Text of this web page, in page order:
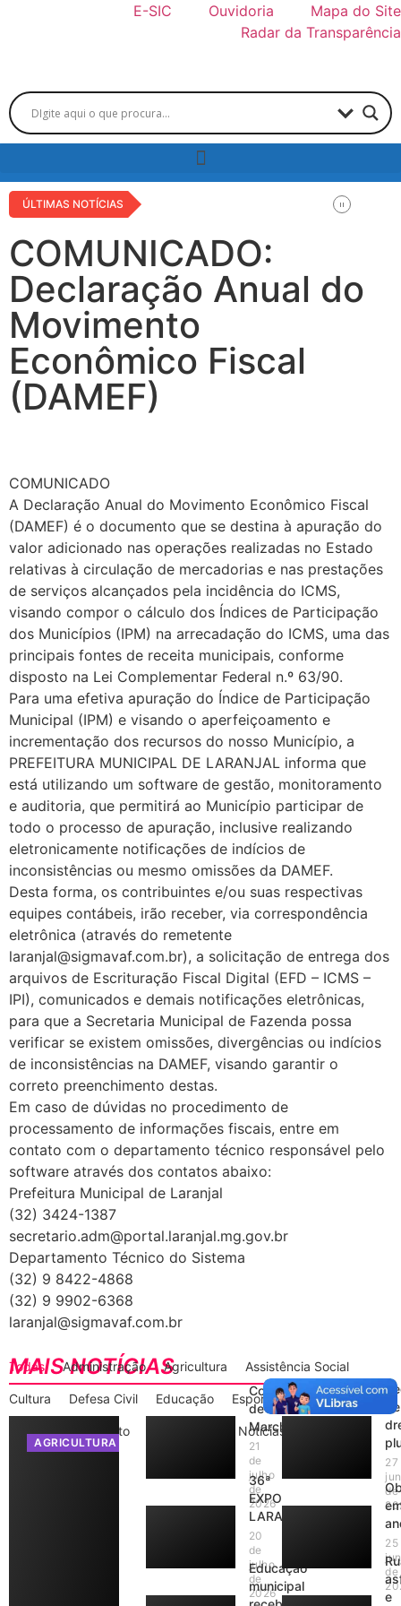
E-SIC Ouvidoria
Mapa do Site
Radar da Transparência
ÚLTIMAS NOTÍCIAS
COMUNICADO:
Declaração Anual do
Movimento
Econômico Fiscal
(DAMEF)
COMUNICADO
A Declaração Anual do Movimento Econômico Fiscal
(DAMEF) é o documento que se destina à apuração do
valor adicionado nas operações realizadas no Estado
relativas à circulação de mercadorias e nas prestações
de serviços alcançados pela incidência do ICMS,
visando compor o cálculo dos Índices de Participação
dos Municípios (IPM) na arrecadação do ICMS, uma das
principais fontes de receita municipais, conforme
disposto na Lei Complementar Federal n.º 63/90.
Para uma efetiva apuração do Índice de Participação
Municipal (IPM) e visando o aperfeiçoamento e
incrementação dos recursos do nosso Município, a
PREFEITURA MUNICIPAL DE LARANJAL informa que
está utilizando um software de gestão, monitoramento
e auditoria, que permitirá ao Município participar de
todo o processo de apuração, inclusive realizando
eletronicamente notificações de indícios de
inconsistências ou mesmo omissões da DAMEF.
Desta forma, os contribuintes e/ou suas respectivas
equipes contábeis, irão receber, via correspondência
eletrônica (através do remetente
laranjal@sigmavaf.com.br), a solicitação de entrega dos
arquivos de Escrituração Fiscal Digital (EFD – ICMS –
IPI), comunicados e demais notificações eletrônicas,
para que a Secretaria Municipal de Fazenda possa
verificar se existem omissões, divergências ou indícios
de inconsistências na DAMEF, visando garantir o
correto preenchimento destas.
Em caso de dúvidas no procedimento de
processamento de informações fiscais, entre em
contato com o departamento técnico responsável pelo
software através dos contatos abaixo:
Prefeitura Municipal de Laranjal
(32) 3424-1387
secretario.adm@portal.laranjal.mg.gov.br
Departamento Técnico do Sistema
(32) 9 8422-4868
(32) 9 9902-6368
laranjal@sigmavaf.com.br
MAIS NOTÍCIAS
Todas Administração Agricultura Assistência Social
Cultura Defesa Civil Educação Esportes
Gabinete do Prefeito Notícias
AGRICULTURA
Copa
de
Marcha
21
de
julho
de
2026
36ª
EXPO
LARANJAL
20
de
julho
de
2026
Educação
municipal
de
27
de
25
de
e